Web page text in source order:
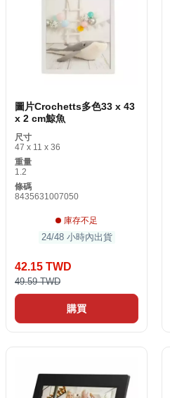
圖片Crochetts多色33 x 43
x 2 cm鯨魚
尺寸
47 x 11 x 36
重量
1.2
條碼
8435631007050
庫存不足
24/48 小時內出貨
42.15 TWD
49.59 TWD
購買